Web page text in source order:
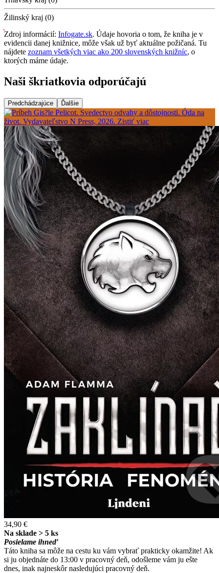
Žilinský kraj (0)
Zdroj informácií: Infogate.sk. Údaje hovoria o tom, že kniha je v
evidencii danej knižnice, môže však už byť aktuálne požičaná. Tu
nájdete zoznam všetkých viac ako 200 slovenských knižníc, o
ktorých máme údaje.
Naši škriatkovia odporúčajú
Predchádzajúce Ďalšie
34,90 €
Na sklade > 5 ks
Posielame ihneď
Táto kniha sa môže na cestu ku vám vybrať prakticky okamžite! Ak
si ju objednáte do 13:00 v pracovný deň, odošleme vám ju ešte
dnes, inak najneskôr nasledujúci pracovný deň.